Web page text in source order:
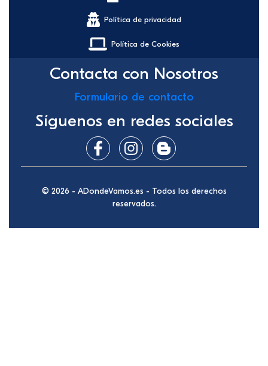
Política de privacidad
Política de Cookies
Contacta con Nosotros
Formulario de contacto
Síguenos en redes sociales
© 2026 - ADondeVamos.es - Todos los derechos
reservados.